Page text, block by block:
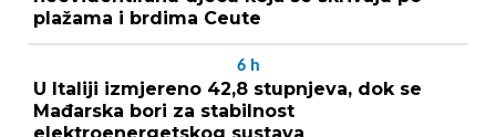
plažama i brdima Ceute
6 h
U Italiji izmjereno 42,8 stupnjeva, dok se
Mađarska bori za stabilnost